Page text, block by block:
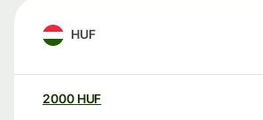
HUF
2000 HUF